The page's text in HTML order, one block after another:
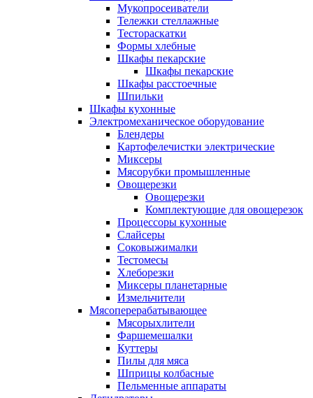
Мукопросеиватели
Тележки стеллажные
Тестораскатки
Формы хлебные
Шкафы пекарские
Шкафы пекарские
Шкафы расстоечные
Шпильки
Шкафы кухонные
Электромеханическое оборудование
Блендеры
Картофелечистки электрические
Миксеры
Мясорубки промышленные
Овощерезки
Овощерезки
Комплектующие для овощерезок
Процессоры кухонные
Слайсеры
Соковыжималки
Тестомесы
Хлеборезки
Миксеры планетарные
Измельчители
Мясоперерабатывающее
Мясорыхлители
Фаршемешалки
Куттеры
Пилы для мяса
Шприцы колбасные
Пельменные аппараты